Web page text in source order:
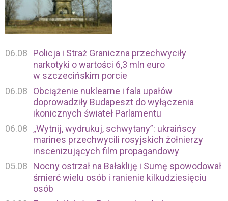
06.08
Policja i Straż Graniczna przechwyciły
narkotyki o wartości 6,3 mln euro
w szczecińskim porcie
06.08
Obciążenie nuklearne i fala upałów
doprowadziły Budapeszt do wyłączenia
ikonicznych świateł Parlamentu
06.08
„Wytnij, wydrukuj, schwytany”: ukraińscy
marines przechwycili rosyjskich żołnierzy
inscenizujących film propagandowy
05.08
Nocny ostrzał na Bałakliję i Sumę spowodował
śmierć wielu osób i ranienie kilkudziesięciu
osób